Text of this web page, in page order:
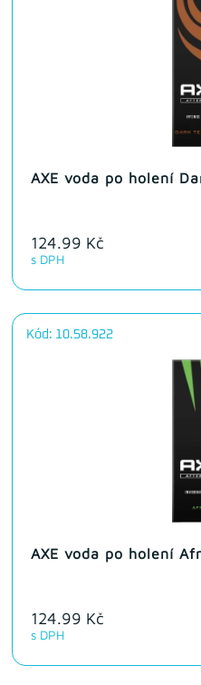
AXE voda po holení
124.99 Kč
s DPH
Kód: 10.58.922
AXE voda po holení
124.99 Kč
s DPH